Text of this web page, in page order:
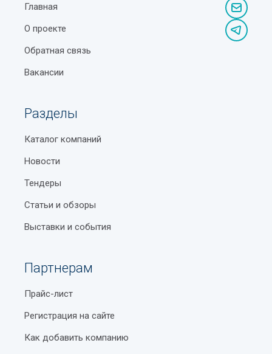
Главная
О проекте
Обратная связь
Вакансии
Разделы
Каталог компаний
Новости
Тендеры
Статьи и обзоры
Выставки и события
Партнерам
Прайс-лист
Регистрация на сайте
Как добавить компанию